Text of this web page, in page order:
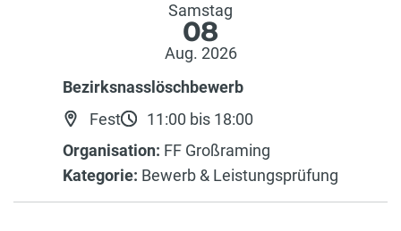
Samstag
08
Aug. 2026
Bezirksnasslöschbewerb
Fest
11:00 bis 18:00
Organisation: FF Großraming
Kategorie: Bewerb & Leistungsprüfung